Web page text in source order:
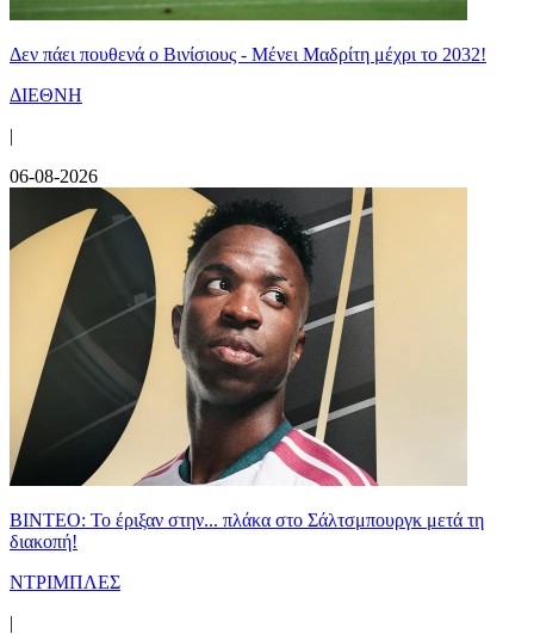
Δεν πάει πουθενά ο Βινίσιους - Μένει Μαδρίτη μέχρι το 2032!
ΔΙΕΘΝΗ
|
06-08-2026
ΒΙΝΤΕΟ: Το έριξαν στην... πλάκα στο Σάλτσμπουργκ μετά τη
διακοπή!
ΝΤΡΙΜΠΛΕΣ
|